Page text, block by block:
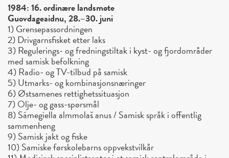
1984: 16. ordinære landsmøte
Guovdageaidnu, 28.–30. juni
1) Grensepassordningen
2) Drivgarnsfisket etter laks
3) Regulerings- og fredningstiltak i kyst- og fjordområder
med samisk befolkning
4) Radio- og TV-tilbud på samisk
5) Utmarks- og kombinasjonsnæringer
6) Østsamenes rettighetssituasjon
7) Olje- og gass-spørsmål
8) Sámegiella almmolaš anus / Samisk språk i offentlig
sammenheng
9) Samisk jakt og fiske
10) Samiske førskolebarns oppvekstvilkår